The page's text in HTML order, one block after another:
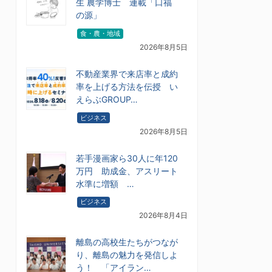
生 農学博士 連載「口福
の源」
食・農・地域
2026年8月5日
不動産業界で来店率と成約
率を上げる方法を伝授 い
えらぶGROUP…
ビジネス
2026年8月5日
若手漫画家ら30人に年120
万円 助成金、アスリート
水準に増額 …
ビジネス
2026年8月4日
離島の高校生たちがつなが
り、離島の魅力を発信しよ
う！ 「アイラン…